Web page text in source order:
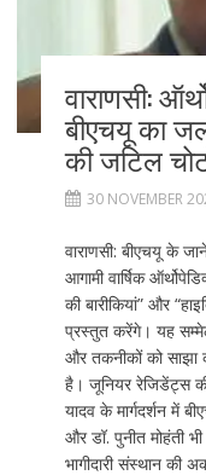
वाराणसी:
बीएचयू का
की जटिल
30 NOVEMBER
वाराणसी: बीएचयू के
आगामी वार्षिक
की बारीकियां” और
प्रस्तुत करेंगे। यह
और तकनीकों को साझा
है। जूनियर रेजिडेंट्स की
यादव के मार्गदर्शन में
और डॉ. पुनीत मोहंती
भागीदारी संस्थान की